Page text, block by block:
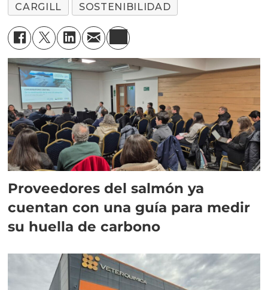
CARGILL
SOSTENIBILIDAD
Proveedores del salmón ya
cuentan con una guía para medir
su huella de carbono